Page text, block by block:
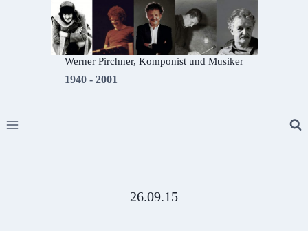
Werner Pirchner, Komponist und Musiker
1940 - 2001
26.09.15